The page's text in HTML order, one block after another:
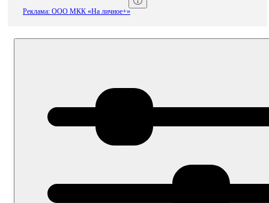
Реклама: ООО МКК «На личное+»